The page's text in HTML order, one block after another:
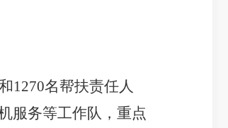
1270名帮扶责任人
服务等工作队，重点